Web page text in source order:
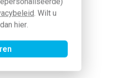
. Wilt u
hier.